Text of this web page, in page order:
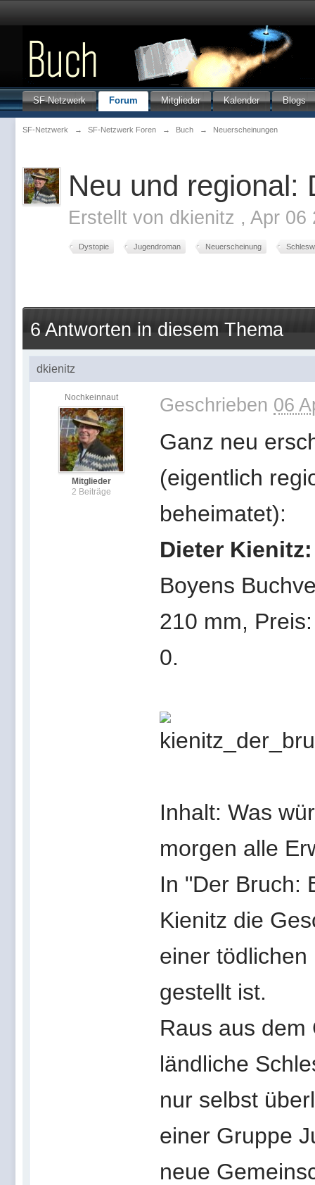
SF-Netzwerk Forum Mitglieder Kalender Blogs
SF-Netzwerk → SF-Netzwerk Foren → Buch → Neuerscheinungen
Neu und regional:
Erstellt von dkienitz , Apr 06
Dystopie Jugendroman Neuerscheinung
6 Antworten in diesem Thema
dkienitz
Nochkeinnaut
Mitglieder
2 Beiträge
Geschrieben 06
Ganz neu
(eigentlich
beheimatet):
Dieter
Boyens
210 mm,
0.
Inhalt: Was
morgen alle
In "Der Bruch:
Kienitz die
einer
gestellt ist.
Raus aus dem
ländliche
nur selbst
einer Gruppe
neue